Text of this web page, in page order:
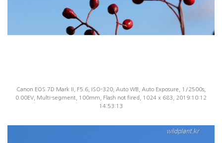
Canon EOS 7D Mark II, F5.6, ISO-320, Auto WB, Auto Exposure, 1/2500s,
0.00EV, Multi-segment, 100mm, Flash not fired, 1024 x 683, 2019:10:12
14:53:13